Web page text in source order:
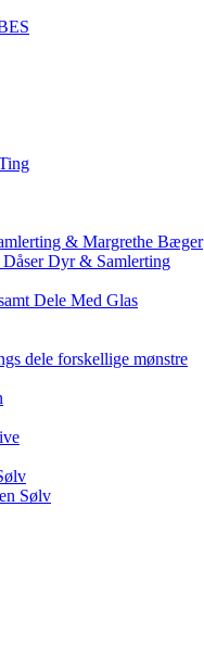
& Margrethe Bæger
Dyr & Samlerting
Dele Med Glas
dele forskellige mønstre
Sølv